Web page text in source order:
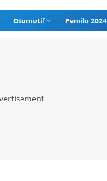
Otomotif Pemilu 2024